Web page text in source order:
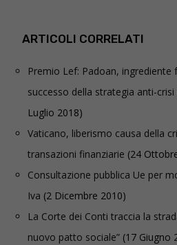
ARTICOLI CORRELATI
Premio Lef: Padoan, ingrediente
successo della strategia anti-
Luglio 2018)
Vaticano, liberismo causa della
transazioni finanziarie (24
Consultazione pubblica Ue per
Iva (2 Dicembre 2010)
La Corte dei Conti traccia la
nuovo patto sociale” (17 Giugno